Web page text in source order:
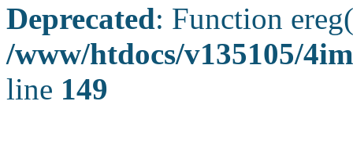
Deprecated: Function
/www/htdocs/v135105/
line 149